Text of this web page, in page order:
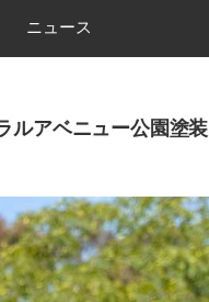
ニュース
ルアベニュー公園塗装